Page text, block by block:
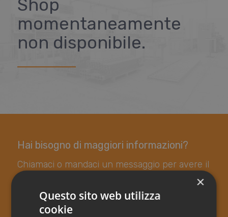
Shop
momentaneamente
non disponibile.
Hai bisogno di maggiori informazioni?
Chiamaci o mandaci un messaggio per avere il
tuo preventivo personalizzato
×
Questo sito web utilizza
cookie